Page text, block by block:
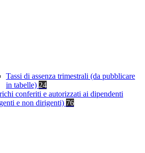
Tassi di assenza trimestrali (da pubblicare
in tabelle) 24
conferiti e autorizzati ai dipendenti
e non dirigenti) 76